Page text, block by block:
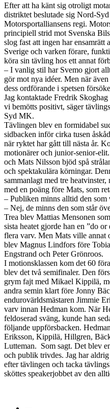
Efter att ha känt sig otroligt
distriktet beslutade sig Nord-
Motorsportalliansens regi.
principiell strid mot Svenska
slog fast att ingen har ensamrätt
Sverige och varken förare,
köra sin tävling hos ett annat
– I vanlig stil har Svemo gjort
gör mot nya idéer. Men när
dess ordförande i spetsen
Jag kontaktade Fredrik
vi bemötts positivt, säger
Syd MK.
Tävlingen blev en formidabel
sidbacken inför cirka tusen
när ryktet har gått till nästa år.
motionärer och junior-senior-
och Mats Nilsson bjöd spå
och spektakulära körningar.
sammanlagt med tre
med en poäng före Mats, som
– Publiken minns alltid den som
– Nej, de minns den som står
Trea blev Mattias Mensonen
sista heatet gjorde han en ”do
flera varv. Men Mats ville annat
blev Magnus Lindfors före
Engstrand och Peter Grönroos.
I motionsklassen kom det 60
blev det två semifinaler. Den
grym fajt med Mikael Kippilä,
andra semin klart före Jonny
endurovärldsmästaren Jimmie
varv innan Hedman kom. När
feldoserad sväng, kunde han
följande uppförsbacken.
Eriksson, Kippilä, Hillgren,
Lutteman. Som sagt. Det blev
och publik trivdes. Jag har
efter tävlingen och tacka
sköttes speakerjobbet av den